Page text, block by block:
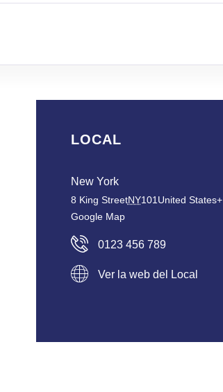
LOCAL
New York
8 King StreetNY101 United States+
Google Map
0123 456 789
Ver la web del Local